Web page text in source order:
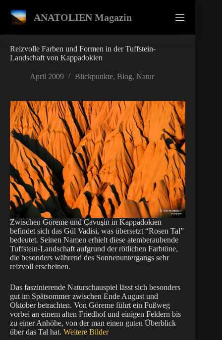
Inhalt
springen
ANATOLIEN Magazin
Reizvolle Farben und Formen in der Tuffstein-
Landschaft von Kappadokien
April 2009 Blickpunkte, Blog, Natur
Zwischen Göreme und Çavuşin in Kappadokien
befindet sich das Gül Vadisi, was übersetzt “Rosen Tal”
bedeutet. Seinen Namen erhielt diese atemberaubende
Tuffstein-Landschaft aufgrund der rötlichen Farbtöne,
die besonders während des Sonnenuntergangs sehr
reizvoll erscheinen.
Das faszinierende Naturschauspiel lässt sich besonders
gut im Spätsommer zwischen Ende August und
Oktober betrachten. Von Göreme führt ein Fußweg
vorbei an einem alten Friedhof und einigen Feldern bis
zu einer Anhöhe, von der man einen guten Überblick
über das Tal hat. Weitere Bilder